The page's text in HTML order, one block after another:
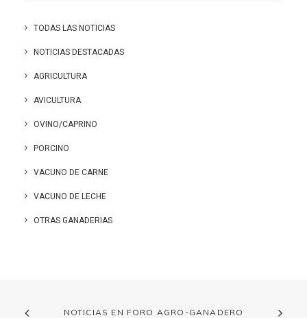
TODAS LAS NOTICIAS
NOTICIAS DESTACADAS
AGRICULTURA
AVICULTURA
OVINO/CAPRINO
PORCINO
VACUNO DE CARNE
VACUNO DE LECHE
OTRAS GANADERIAS
NOTICIAS EN FORO AGRO-GANADERO